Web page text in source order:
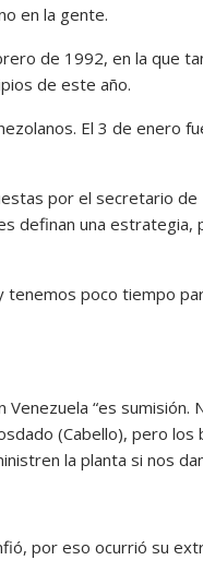
en la gente.
de 1992, en la que
de este año.
El 3 de enero
por el secretario de
definan una estrategia,
tenemos poco tiempo
“es sumisión.
(Cabello), pero los
la planta si nos
por eso ocurrió su